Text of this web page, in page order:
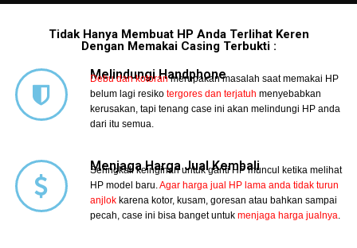
Tidak Hanya Membuat HP Anda Terlihat Keren
Dengan Memakai Casing Terbukti :
Melindungi Handphone
Debu dan kotoran merupakan masalah saat memakai HP
belum lagi resiko tergores dan terjatuh menyebabkan
kerusakan, tapi tenang case ini akan melindungi HP anda
dari itu semua.
Menjaga Harga Jual Kembali
Seringkali keinginan untuk ganti HP muncul ketika melihat
HP model baru.Agar harga jual HP lama anda tidak turun
anjlok karena kotor, kusam, goresan atau bahkan sampai
pecah, case ini bisa banget untukmenjaga harga jualnya.